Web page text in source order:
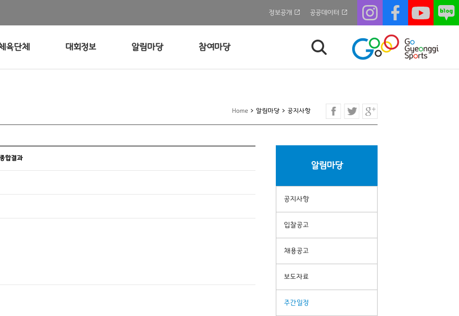
정보공개 공공데이터
육단체 대회정보 알림마당 참여마당
Home > 알림마당 > 공지사항
알림마당
공지사항
입찰공고
채용공고
보도자료
주간일정
합결과